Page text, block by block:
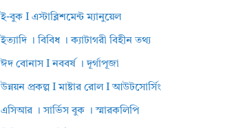
ই-বুক I এস্টাব্লিশমেন্ট ম্যানুয়েল
ইত্যাদি । বিবিধ । ক্যাটাগরী বিহীন তথ্য
ঈদ বোনাস I নববর্ষ । দূর্গাপূজা
উন্নয়ন প্রকল্প I মাষ্টার রোল I আউটসোর্সিং
এসিআর । সার্ভিস বুক । স্মারকলিপি